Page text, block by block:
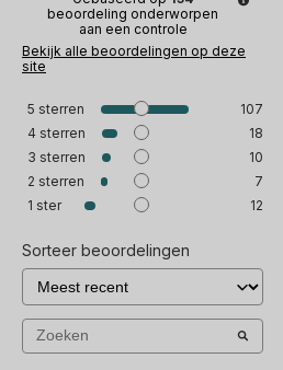
beoordeling onderworpen
aan een controle
Bekijk alle beoordelingen op deze
site
5 sterren
107
4 sterren
18
3 sterren
10
2 sterren
7
1 ster 12
Sorteer beoordelingen